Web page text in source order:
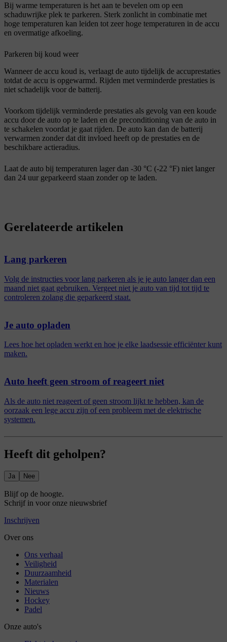
Bij warme temperaturen is het aan te bevelen om op een
schaduwrijke plek te parkeren. Sterk zonlicht in combinatie met
hoge temperaturen kan leiden tot zeer hoge temperaturen in de accu
en overmatige afkoeling.
Parkeren bij koud weer
Wanneer de accu koud is, verlaagt de auto tijdelijk de accuprestaties
totdat de accu is opgewarmd. Rijden met verminderde prestaties is
niet schadelijk voor de batterij.
Voorkom tijdelijk verminderde prestaties als gevolg van een koude
accu door de auto op te laden en de preconditioning van de auto in
te schakelen voordat je gaat rijden. De auto kan dan de batterij
verwarmen zonder dat dit invloed heeft op de prestaties en de
beschikbare actieradius.
Laat de auto bij temperaturen lager dan -30 °C (-22 °F) niet langer
dan 24 uur geparkeerd staan zonder op te laden.
Gerelateerde artikelen
Lang parkeren
Volg de instructies voor lang parkeren als je je auto langer dan een
maand niet gaat gebruiken. Vergeet niet je auto van tijd tot tijd te
controleren zolang die geparkeerd staat.
Je auto opladen
Lees hoe het opladen werkt en hoe je elke laadsessie efficiënter kunt
maken.
Auto heeft geen stroom of reageert niet
Als de auto niet reageert of geen stroom lijkt te hebben, kan de
oorzaak een lege accu zijn of een probleem met de elektrische
systemen.
Heeft dit geholpen?
Ja Nee